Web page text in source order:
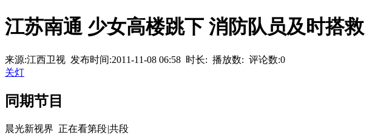
江苏南通 少女高楼跳下 消防队员及时搭救
来源:江西卫视 发布时间:2011-11-08 06:58 时长: 播放数: 评论数:0
关灯
同期节目
晨光新视界 正在看第段|共段